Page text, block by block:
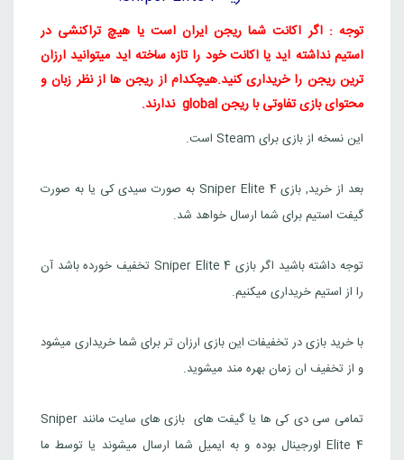
توجه : اگر اکانت شما ریجن ایران است یا هیچ تراکنشی در
استیم نداشته اید یا اکانت خود را تازه ساخته اید میتوانید ارزان
ترین ریجن را خریداری کنید.هیچکدام از ریجن ها از نظر زبان و
محتوای بازی تفاوتی با ریجن global ندارند.
این نسخه از بازی برای Steam است.
بعد از خرید, بازی Sniper Elite 4 به صورت سیدی کی یا به صورت
گیفت استیم برای شما ارسال خواهد شد.
توجه داشته باشید اگر بازی Sniper Elite 4 تخفیف خورده باشد آن
را از استیم خریداری میکنیم.
با خرید بازی در تخفیفات این بازی ارزان تر برای شما خریداری میشود
و از تخفیف ان زمان بهره مند میشوید.
تمامی سی دی کی ها یا گیفت های بازی های سایت مانند Sniper
Elite 4 اورجینال بوده و به ایمیل شما ارسال میشوند یا توسط ما